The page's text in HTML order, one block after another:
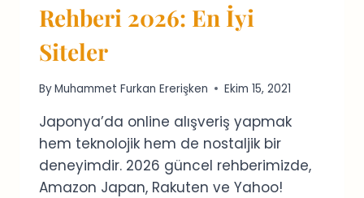
Rehberi 2026: En İyi
Siteler
ByMuhammet Furkan Ererişken Ekim 15, 2021
Japonya’da online alışveriş yapmak
hem teknolojik hem de nostaljik bir
deneyimdir. 2026 güncel rehberimizde,
Amazon Japan, Rakuten ve Yahoo!